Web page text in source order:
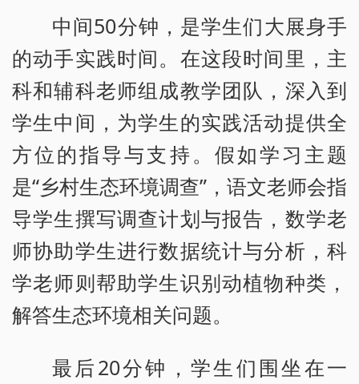
中间50分钟，是学生们大展身手
的动手实践时间。在这段时间里，主
科和辅科老师组成教学团队，深入到
学生中间，为学生的实践活动提供全
方位的指导与支持。假如学习主题
是“乡村生态环境调查”，语文老师会指
导学生撰写调查计划与报告，数学老
师协助学生进行数据统计与分析，科
学老师则帮助学生识别动植物种类，
解答生态环境相关问题。
最后20分钟，学生们围坐在一